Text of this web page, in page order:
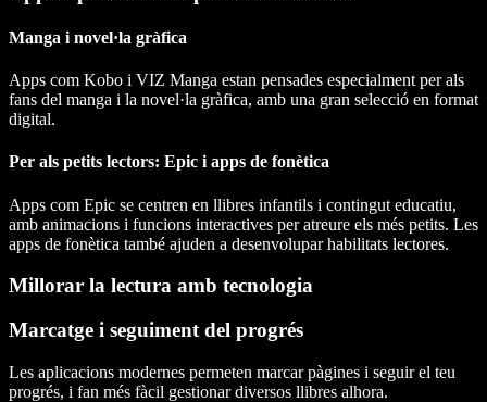
Manga i novel·la gràfica
Apps com Kobo i VIZ Manga estan pensades especialment per als
fans del manga i la novel·la gràfica, amb una gran selecció en format
digital.
Per als petits lectors: Epic i apps de fonètica
Apps com Epic se centren en llibres infantils i contingut educatiu,
amb animacions i funcions interactives per atreure els més petits. Les
apps de fonètica també ajuden a desenvolupar habilitats lectores.
Millorar la lectura amb tecnologia
Marcatge i seguiment del progrés
Les aplicacions modernes permeten marcar pàgines i seguir el teu
progrés, i fan més fàcil gestionar diversos llibres alhora.